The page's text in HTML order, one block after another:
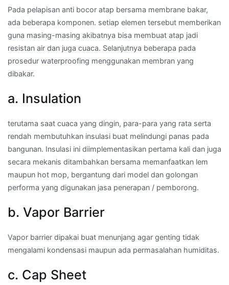
Pada pelapisan anti bocor atap bersama membrane bakar,
ada beberapa komponen. setiap elemen tersebut memberikan
guna masing-masing akibatnya bisa membuat atap jadi
resistan air dan juga cuaca. Selanjutnya beberapa pada
prosedur waterproofing menggunakan membran yang
dibakar.
a. Insulation
terutama saat cuaca yang dingin, para-para yang rata serta
rendah membutuhkan insulasi buat melindungi panas pada
bangunan. Insulasi ini diimplementasikan pertama kali dan juga
secara mekanis ditambahkan bersama memanfaatkan lem
maupun hot mop, bergantung dari model dan golongan
performa yang digunakan jasa penerapan / pemborong.
b. Vapor Barrier
Vapor barrier dipakai buat menunjang agar genting tidak
mengalami kondensasi maupun ada permasalahan humiditas.
c. Cap Sheet